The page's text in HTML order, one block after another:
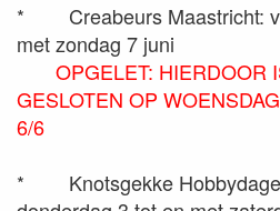
*
Creabeurs Maastricht:
met zondag 7 juni
OPGELET: HIERDOOR
GESLOTEN OP
6/6
*
Knotsgekke